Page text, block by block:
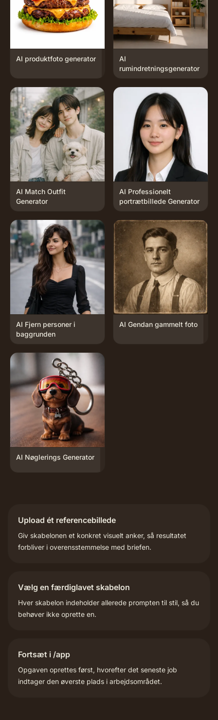
AI produktfoto generator
AI
rumindretningsgenerator
AI Match Outfit
Generator
AI Professionelt
portrætbillede Generator
AI Fjern personer i
baggrunden
AI Gendan gammelt foto
AI Nøglerings Generator
Upload ét referencebillede
Giv skabelonen et konkret visuelt anker, så resultatet
forbliver i overensstemmelse med briefen.
Vælg en færdiglavet skabelon
Hver skabelon indeholder allerede prompten til stil, så du
behøver ikke oprette en.
Fortsæt i /app
Opgaven oprettes først, hvorefter det seneste job
indtager den øverste plads i arbejdsområdet.